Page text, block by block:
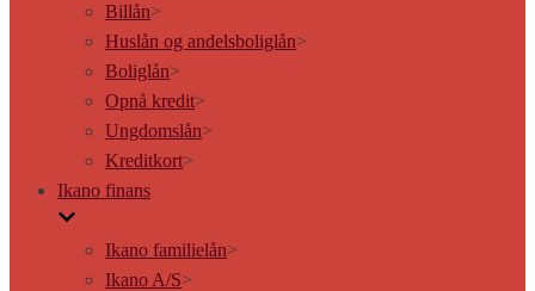
Billån>
Huslån og andelsboliglån>
Boliglån>
Opnå kredit>
Ungdomslån>
Kreditkort>
Ikano finans
Ikano familielån>
Ikano A/S>